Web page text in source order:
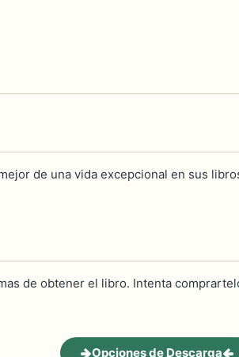
de una vida excepcional en sus
de obtener el libro. Intenta
Opciones de Descarga